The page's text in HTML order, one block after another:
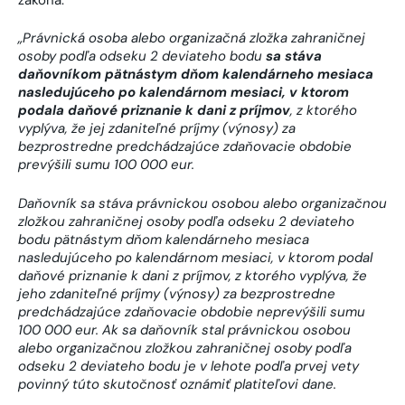
„Právnická osoba alebo organizačná zložka zahraničnej
osoby podľa odseku 2 deviateho bodu sa stáva
daňovníkom pätnástym dňom kalendárneho mesiaca
nasledujúceho po kalendárnom mesiaci, v ktorom
podala daňové priznanie k dani z príjmov, z ktorého
vyplýva, že jej zdaniteľné príjmy (výnosy) za
bezprostredne predchádzajúce zdaňovacie obdobie
prevýšili sumu 100 000 eur.
Daňovník sa stáva právnickou osobou alebo organizačnou
zložkou zahraničnej osoby podľa odseku 2 deviateho
bodu pätnástym dňom kalendárneho mesiaca
nasledujúceho po kalendárnom mesiaci, v ktorom podal
daňové priznanie k dani z príjmov, z ktorého vyplýva, že
jeho zdaniteľné príjmy (výnosy) za bezprostredne
predchádzajúce zdaňovacie obdobie neprevýšili sumu
100 000 eur. Ak sa daňovník stal právnickou osobou
alebo organizačnou zložkou zahraničnej osoby podľa
odseku 2 deviateho bodu je v lehote podľa prvej vety
povinný túto skutočnosť oznámiť platiteľovi dane.